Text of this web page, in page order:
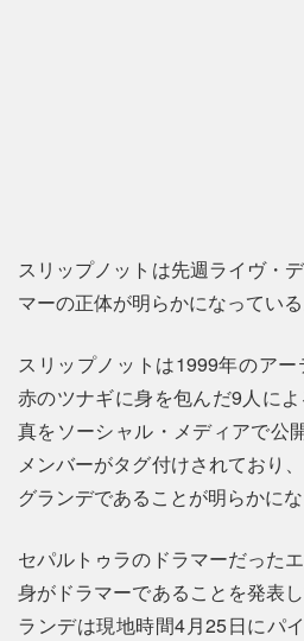
スリップノットは先週ライヴ・
マーの正体が明らかになっている
スリップノットは1999年のア
赤のツナギに身を包んだ9人に
真をソーシャル・メディアで公
メンバーがタグ付けされており
グランデであることが明らかにな
セパルトゥラのドラマーだった
身がドラマーであることを発表
ランデは現地時間4月25日にパ